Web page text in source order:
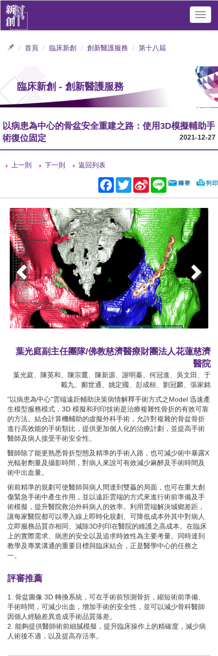
首頁 臨床新創 創新醫護服務 第十八屆
臨床新創 - 創新醫護服務
以病患為中心的骨盆安全重建之路：使用3D模擬輔助手
術復位固定
2021-12-27
上一則 下一則 返回列表
Facebook
TwitterSina
Weibo
Line
葉光庭副主任團隊/佛教慈濟醫療財團法人花蓮慈濟
醫院
葉光庭、陳英和、陳宗鷹、陳新源、謝明蓁、何冠進、吳文田、于
載九、鄺世通、姚定國、彭成桓、劉冠麟、張家銘
"以病患為中心"雲端遠距輔助決策病情解釋手術方式之Model 迅速產
生模型服務模式，3D 模擬和列印技術是治療複雜性骨折的有效可靠
的方法。結合計算機輔助的虛擬外科手術，允許對複雜的骨盆骨折
進行高效能的手術類比，提供更加個人化的治療計劃，並提高手術
醫師及病人接受手術安全性。
醫師除了能更熟悉骨折型態及精準的手術入路，也可減少術中暴露X
光輻射劑量及攝影時間，對病人來說可有效減少麻醉及手術時間及
術中出血量。
術前精準的規劃可使醫師與病人間達到雙贏的局面，也可在重大創
傷緊急手術中產生作用，並以遠距雲端的方式來進行術前準備及手
術模擬，提升醫院救治外科病人的效率。利用雲端解決城鄉差距，
讓每家醫院都可以導入線上即時化規劃、可降低成本外其中對病人
立即服務品質亦相同、減除3D列印在醫院的維護之高成本。在臨床
上的實際需求、病患的安全以及追求時效性為主要考量。同時達到
教學及專業溝通的重要目標與臨床結合，正是醫學中心的任務之
一。
評審推薦
1. 骨盆圖像 3D 轉換系統，可在手術前預測骨折，縮短術前準備、
手術時間，可減少出血，增加手術的安全性，並可以減少骨科醫師
因個人經驗差異造成手術品質落差。
2. 能夠提供醫師術前細膩模擬，提升臨床操作上的精確度，減少病
人術後不適，以及提高存活率。